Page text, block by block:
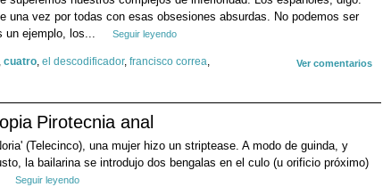
una vez por todas con esas obsesiones absurdas. No podemos ser
un ejemplo, los...
Seguir leyendo
Ver comentarios
, cuatro, el descodificador, francisco correa,
Pirotecnia anal
(Telecinco), una mujer hizo un striptease. A modo de guinda, y
la bailarina se introdujo dos bengalas en el culo (u orificio próximo)
Seguir leyendo